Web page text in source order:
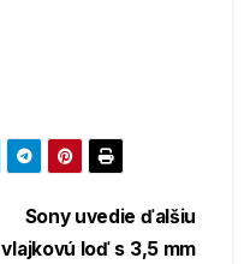
Sony uvedie ďalšiu
vlajkovú loď s 3,5 mm